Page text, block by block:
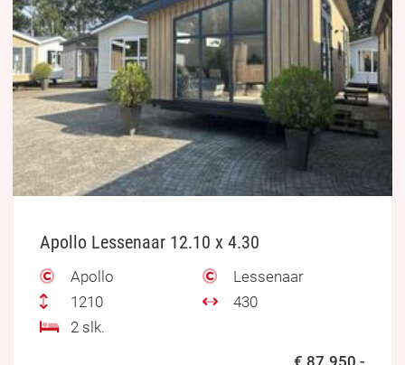
Apollo Lessenaar 12.10 x 4.30
Apollo
Lessenaar
1210
430
2 slk.
€ 87.950,-